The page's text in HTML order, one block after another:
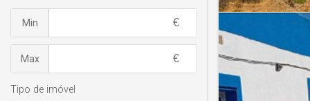
Min
Max
Tipo de imóvel